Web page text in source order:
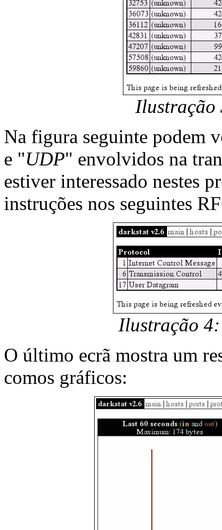
Ilustração
Na figura seguinte podem
e "UDP" envolvidos na
estiver interessado nestes
instruções nos seguintes
Ilustração
O último ecrã mostra um
comos gráficos: